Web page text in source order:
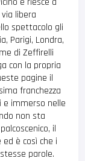
libera
spettacolo gli
Parigi, Londra,
di Zeffirelli
con la propria
pagine il
franchezza
immerso nelle
non sta
il
è così che i
parole.